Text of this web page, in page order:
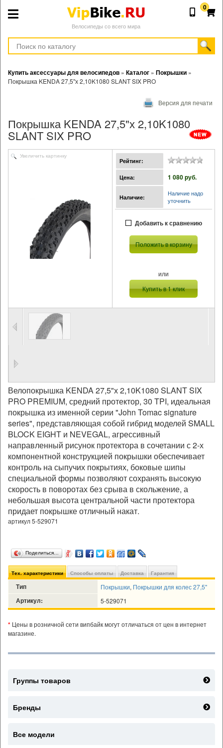
Велосипеды со всего мира
0
Купить аксессуары для велосипедов » Каталог » Покрышки »
Покрышка KENDA 27,5"х 2,10K1080 SLANT SIX PRO
Версия для печати
Покрышка KENDA 27,5"х 2,10K1080
SLANT SIX PRO
Увеличить картинку
Рейтинг:
Цена: 1 080 pуб.
Наличие:
Наличие надо
уточнить
Добавить к сравнению
Положить в корзину
или
Купить в 1 клик
Велопокрышка KENDA 27,5"х 2,10K1080 SLANT SIX
PRO PREMIUM, средний протектор, 30 TPI, идеальная
покрышка из именной серии "John Tomac signature
series", представляющая собой гибрид моделей SMALL
BLOCK EIGHT и NEVEGAL, агрессивный
направленный рисунок протектора в сочетании с 2-х
компонентной конструкцией покрышки обеспечивает
контроль на сыпучих покрытиях, боковые шипы
специальной формы позволяют сохранять высокую
скорость в поворотах без срыва в скольжение, а
небольшая высота центральной части протектора
придает покрышке отличный накат.
артикул 5-529071
Поделиться…
Тех. характеристики Способы оплаты Доставка Гарантия
Тип Покрышки, Покрышки для колес 27,5"
Артикул: 5-529071
* Цены в розничной сети випбайк могут отличаться от цен в интернет
магазине.
Группы товаров
Бренды
Все модели